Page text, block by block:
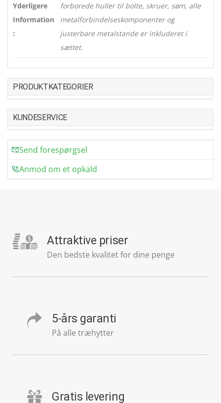
Yderligere
Information
:
forborede huller til bolte, skruer, søm, alle
metalforbindelseskomponenter og
justerbare metalstande er inkluderet i
sættet.
PRODUKTKATEGORIER
KUNDESERVICE
Send forespørgsel
Anmod om et opkald
Attraktive priser
Den bedste kvalitet for dine penge
5-års garanti
På alle træhytter
Gratis levering